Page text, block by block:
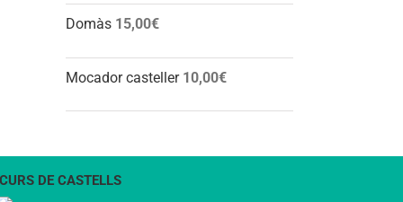
Domàs 15,00€
Mocador casteller 10,00€
DE CASTELLS